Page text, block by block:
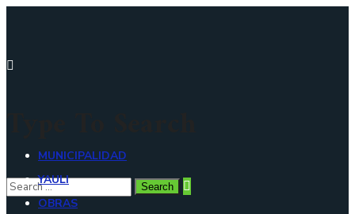
MUNICIPALIDAD
YAULI
OBRAS